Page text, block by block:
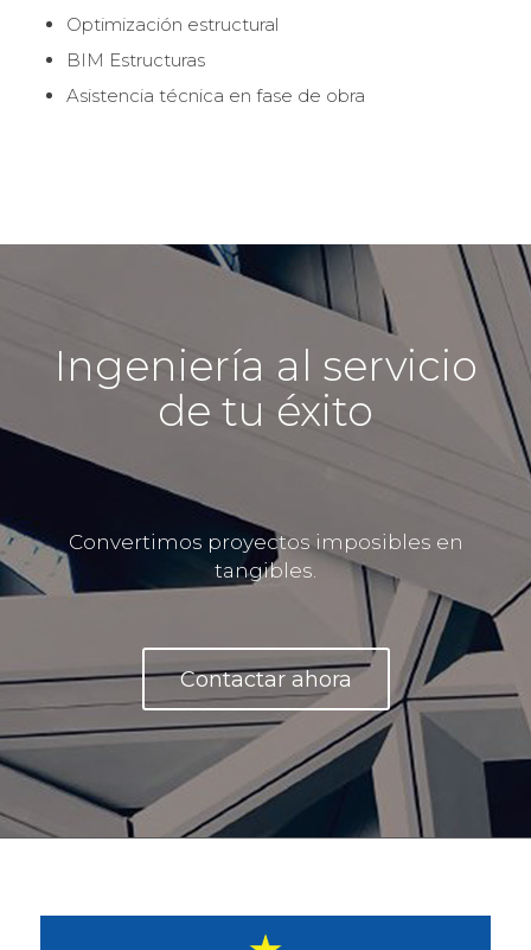
Optimización estructural
BIM Estructuras
Asistencia técnica en fase de obra
Ingeniería al servicio
de tu éxito
Convertimos proyectos imposibles en
tangibles.
Contactar ahora